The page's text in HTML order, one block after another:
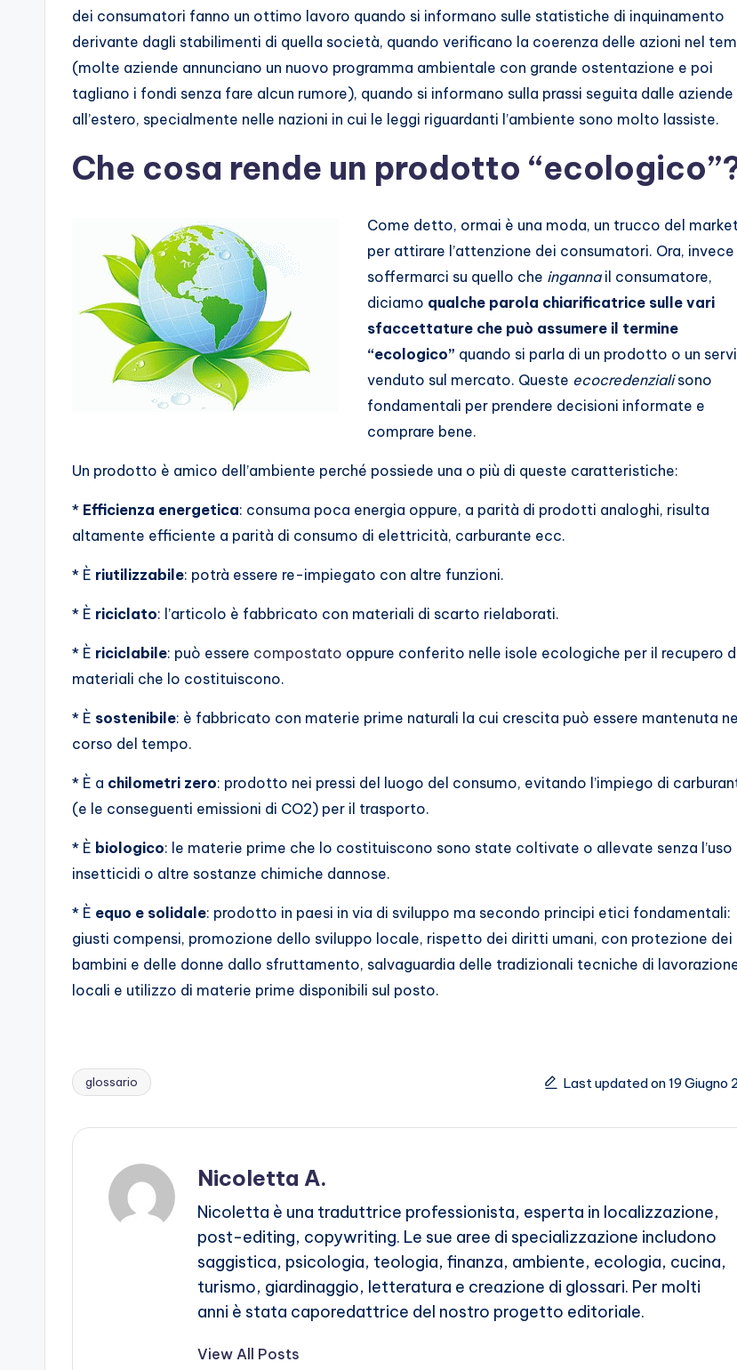
dei consumatori fanno un ottimo lavoro quando si informano sulle statistiche di inquinamento
derivante dagli stabilimenti di quella società, quando verificano la coerenza delle azioni nel
(molte aziende annunciano un nuovo programma ambientale con grande ostentazione e poi
tagliano i fondi senza fare alcun rumore), quando si informano sulla prassi seguita dalle aziende
all’estero, specialmente nelle nazioni in cui le leggi riguardanti l’ambiente sono molto lassiste.
Che cosa rende un prodotto
Come detto, ormai è una moda, un trucco del
per attirare l’attenzione dei consumatori. Ora, invece
soffermarci su quello che ingannail consumatore,
diciamo qualche parola chiarificatrice sulle vari
sfaccettature che può assumere il termine
“ecologico” quando si parla di un prodotto o un
venduto sul mercato. Queste ecocredenzialisono
fondamentali per prendere decisioni informate e
comprare bene.
Un prodotto è amico dell’ambiente perché possiede una o più di queste caratteristiche:
* Efficienza energetica: consuma poca energia oppure, a parità di prodotti analoghi, risulta
altamente efficiente a parità di consumo di elettricità, carburante ecc.
* È riutilizzabile: potrà essere re-impiegato con altre funzioni.
* È riciclato: l’articolo è fabbricato con materiali di scarto rielaborati.
* È riciclabile: può essere compostato oppure conferito nelle isole ecologiche per il recupero
materiali che lo costituiscono.
* È sostenibile: è fabbricato con materie prime naturali la cui crescita può essere mantenuta nel
corso del tempo.
* È a chilometri zero: prodotto nei pressi del luogo del consumo, evitando l’impiego di
(e le conseguenti emissioni di CO2) per il trasporto.
* È biologico: le materie prime che lo costituiscono sono state coltivate o allevate senza l’uso
insetticidi o altre sostanze chimiche dannose.
* È equo e solidale: prodotto in paesi in via di sviluppo ma secondo principi etici fondamentali:
giusti compensi, promozione dello sviluppo locale, rispetto dei diritti umani, con protezione dei
bambini e delle donne dallo sfruttamento, salvaguardia delle tradizionali tecniche di
locali e utilizzo di materie prime disponibili sul posto.
Tags:
glossario Last updated on 19 Giugno
Nicoletta A.
Nicoletta è una traduttrice professionista, esperta in localizzazione,
post-editing, copywriting. Le sue aree di specializzazione includono
saggistica, psicologia, teologia, finanza, ambiente, ecologia, cucina,
turismo, giardinaggio, letteratura e creazione di glossari. Per molti
anni è stata caporedattrice del nostro progetto editoriale.
View All Posts